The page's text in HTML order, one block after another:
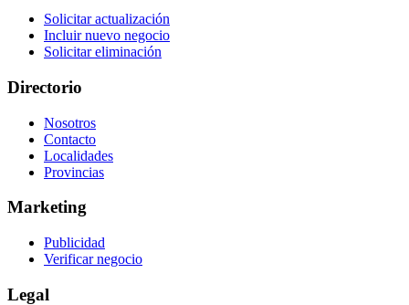
Solicitar actualización
Incluir nuevo negocio
Solicitar eliminación
Directorio
Nosotros
Contacto
Localidades
Provincias
Marketing
Publicidad
Verificar negocio
Legal